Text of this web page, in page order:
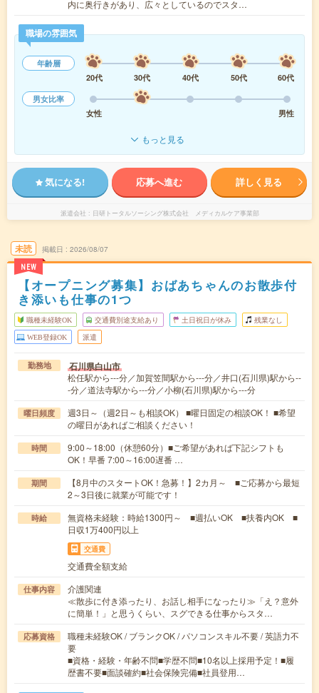
内に奥行きがあり、広々としているのでスタ…
職場の雰囲気
年齢層
20代
30代 40代 50代
60代
男女比率
女性
男性
もっと見る
気になる! 応募へ進む 詳しく見る
派遣会社 日研トータルソーシング株式会社 メディカルケア事業部
未読
NEW
掲載日 2026/08/07
【オープニング募集】おばあちゃんのお散歩付
き添いも仕事の1つ
職種未経験OK 交通費別途支給あり 土日祝日が休み 残業なし
WEB登録OK 派遣
勤務地 石川県白山市
松任駅から---分／加賀笠間駅から---分／井口(石川県)駅から--
-分／道法寺駅から---分／小柳(石川県)駅から---分
曜日頻度
週3日～（週2日～も相談OK） ■曜日固定の相談OK！ ■希望
の曜日があればご相談ください！
時間
9:00～18:00（休憩60分）■ご希望があれば下記シフトも
OK！早番 7:00～16:00遅番 …
期間
【8月中のスタートOK！急募！】2カ月～ ■ご応募から最短
2～3日後に就業が可能です！
時給
無資格未経験：時給1300円～ ■週払いOK ■扶養内OK ■
日収1万400円以上
交通費
交通費全額支給
仕事内容
介護関連
≪散歩に付き添ったり、お話し相手になったり≫「え？意外
に簡単！」と思うくらい、スグできる仕事からスタ…
応募資格
職種未経験OK / ブランクOK / パソコンスキル不要 / 英語力不
要
■資格・経験・年齢不問■学歴不問■10名以上採用予定！■履
歴書不要■面談確約■社会保険完備■社員登用…